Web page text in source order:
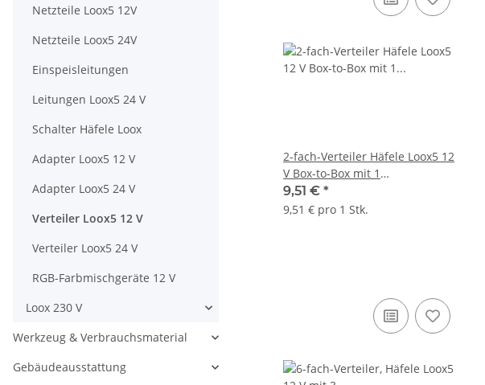
2-fach-Verteiler Häfele Loox5 12
V Box-to-Box mit 1
Schaltfunktion 2-pol.
(monochrom)
9,51 € *
9,51 € pro 1 Stk.
Netzteile Loox5 12V
Netzteile Loox5 24V
Einspeisleitungen
Leitungen Loox5 24 V
Schalter Häfele Loox
Adapter Loox5 12 V
Adapter Loox5 24 V
Verteiler Loox5 12 V
Verteiler Loox5 24 V
RGB-Farbmischgeräte 12 V
Loox 230 V
Werkzeug & Verbrauchsmaterial
Gebäudeausstattung